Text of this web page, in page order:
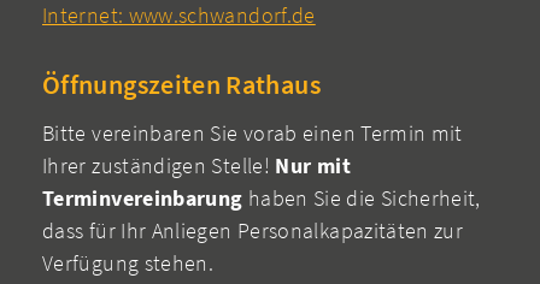
Internet: www.schwandorf.de
Öffnungszeiten Rathaus
Bitte vereinbaren Sie vorab einen Termin mit
Ihrer zuständigen Stelle! Nur mit
Terminvereinbarung haben Sie die Sicherheit,
dass für Ihr Anliegen Personalkapazitäten zur
Verfügung stehen.